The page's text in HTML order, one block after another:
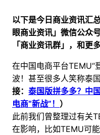
以下是今日商业资讯汇
眼商业资讯」微信公众
「商业资讯群」，和更
在中国电商平台TEMU“
波！甚至很多人笑称泰
接： 泰国版拼多多？中
电商“新战”！ ）
此前我们曾整理过有关
在影响，比如TEMU可